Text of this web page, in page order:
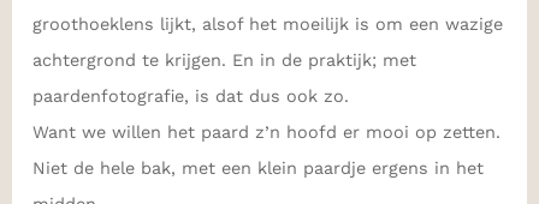
groothoeklens lijkt, alsof het moeilijk is om een wazige
achtergrond te krijgen. En in de praktijk; met
paardenfotografie, is dat dus ook zo.
Want we willen het paard z’n hoofd er mooi op zetten.
Niet de hele bak, met een klein paardje ergens in het